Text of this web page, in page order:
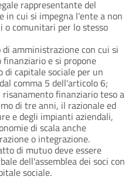
rappresentante del
in cui si impegna l'ente a non
comunitari per lo stesso
amministrazione con cui si
e si propone
di capitale sociale per un
comma 5 dell'articolo 6;
finanziario teso a
di tre anni, il razionale ed
e degli impianti aziendali,
di scala anche
o integrazione.
di mutuo deve essere
dell'assemblea dei soci con
sociale.